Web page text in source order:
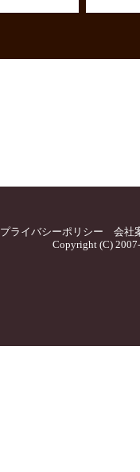
プライバシーポリシー
会社
Copyright (C)